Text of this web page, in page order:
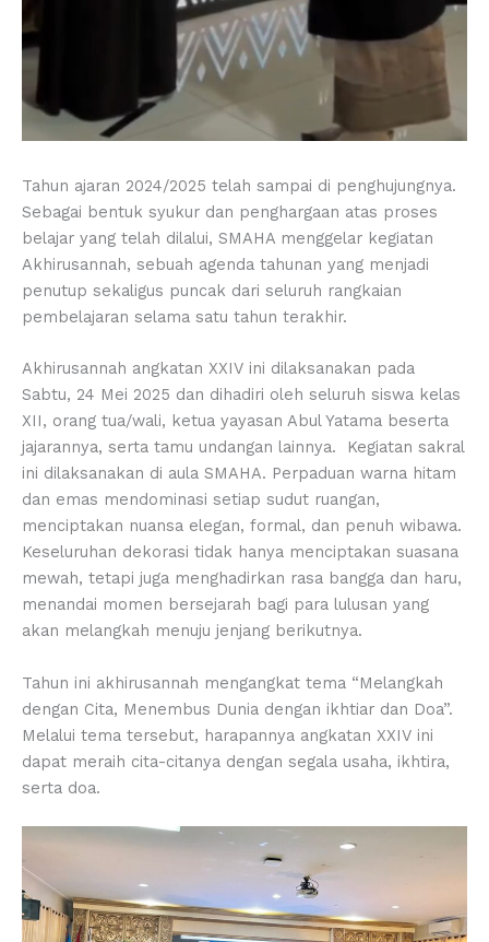
Tahun ajaran 2024/2025 telah sampai di penghujungnya.
Sebagai bentuk syukur dan penghargaan atas proses
belajar yang telah dilalui, SMAHA menggelar kegiatan
Akhirusannah, sebuah agenda tahunan yang menjadi
penutup sekaligus puncak dari seluruh rangkaian
pembelajaran selama satu tahun terakhir.
Akhirusannah angkatan XXIV ini dilaksanakan pada
Sabtu, 24 Mei 2025 dan dihadiri oleh seluruh siswa kelas
XII, orang tua/wali, ketua yayasan Abul Yatama beserta
jajarannya, serta tamu undangan lainnya. Kegiatan sakral
ini dilaksanakan di aula SMAHA. Perpaduan warna hitam
dan emas mendominasi setiap sudut ruangan,
menciptakan nuansa elegan, formal, dan penuh wibawa.
Keseluruhan dekorasi tidak hanya menciptakan suasana
mewah, tetapi juga menghadirkan rasa bangga dan haru,
menandai momen bersejarah bagi para lulusan yang
akan melangkah menuju jenjang berikutnya.
Tahun ini akhirusannah mengangkat tema “Melangkah
dengan Cita, Menembus Dunia dengan ikhtiar dan Doa”.
Melalui tema tersebut, harapannya angkatan XXIV ini
dapat meraih cita-citanya dengan segala usaha, ikhtira,
serta doa.